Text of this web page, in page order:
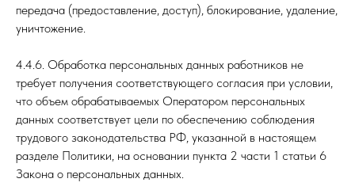
передача (предоставление, доступ), блокирование, удаление,
уничтожение.
4.4.6. Обработка персональных данных работников не
требует получения соответствующего согласия при условии,
что объем обрабатываемых Оператором персональных
данных соответствует цели по обеспечению соблюдения
трудового законодательства РФ, указанной в настоящем
разделе Политики, на основании пункта 2 части 1 статьи 6
Закона о персональных данных.